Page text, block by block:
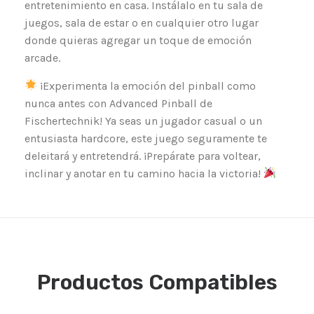
entretenimiento en casa. Instálalo en tu sala de
juegos, sala de estar o en cualquier otro lugar
donde quieras agregar un toque de emoción
arcade.
¡Experimenta la emoción del pinball como
nunca antes con Advanced Pinball de
Fischertechnik! Ya seas un jugador casual o un
entusiasta hardcore, este juego seguramente te
deleitará y entretendrá. ¡Prepárate para voltear,
inclinar y anotar en tu camino hacia la victoria!
Productos Compatibles